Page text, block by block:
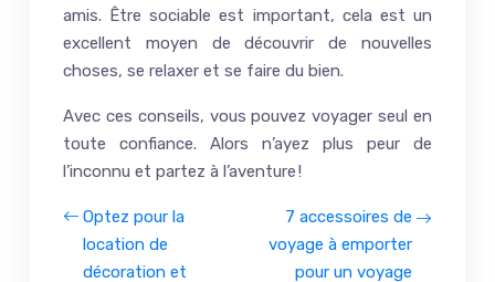
amis. Être sociable est important, cela est un
excellent moyen de découvrir de nouvelles
choses, se relaxer et se faire du bien.
Avec ces conseils, vous pouvez voyager seul en
toute confiance. Alors n’ayez plus peur de
l’inconnu et partez à l’aventure !
Optez pour la
location de
décoration et
7 accessoires de
voyage à emporter
pour un voyage